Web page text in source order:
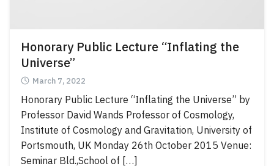
Honorary Public Lecture “Inflating the
Universe”
March 7, 2022
Honorary Public Lecture “Inflating the Universe” by
Professor David Wands Professor of Cosmology,
Institute of Cosmology and Gravitation, University of
Portsmouth, UK Monday 26th October 2015 Venue:
Seminar Bld.,School of […]